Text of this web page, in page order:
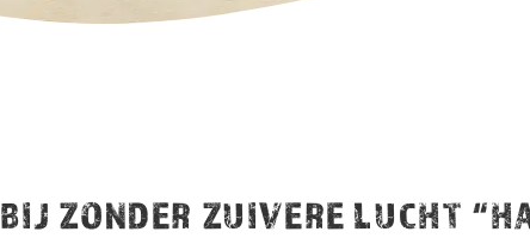
BIJ ZONDER ZUIVERE LUCHT